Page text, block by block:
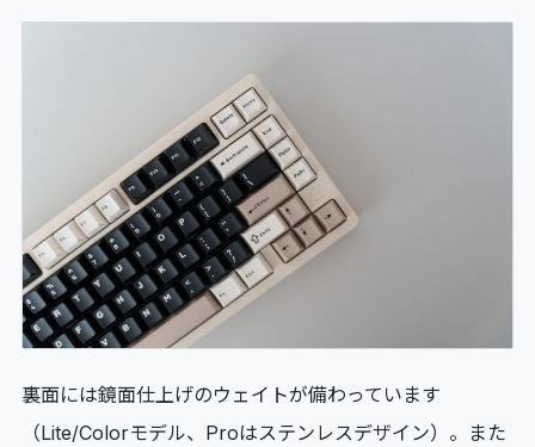
裏面には鏡面仕上げのウェイトが備わっています
（Lite/Colorモデル、Proはステンレスデザイン）。また